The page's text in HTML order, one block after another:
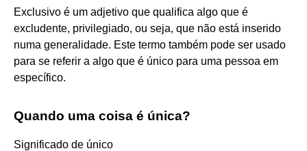
Exclusivo é um adjetivo que qualifica algo que é
excludente, privilegiado, ou seja, que não está inserido
numa generalidade. Este termo também pode ser usado
para se referir a algo que é único para uma pessoa em
específico.
Quando uma coisa é única?
Significado de único